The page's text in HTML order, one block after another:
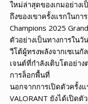
ใหม่ล่าสุดของเกมอย่าง
ถึงของเขาครั้งแรกในกา
Champions 2025
ตัวอย่างเป็นทางการใน
วีโต้ผู้ทรงพลังจากเซเน
เจนต์ที่กำลังเติบโตอย่าง
การล็อกพื้นที่
นอกจากการเปิดตัวครั้ง
VALORANT ยังได้เปิด